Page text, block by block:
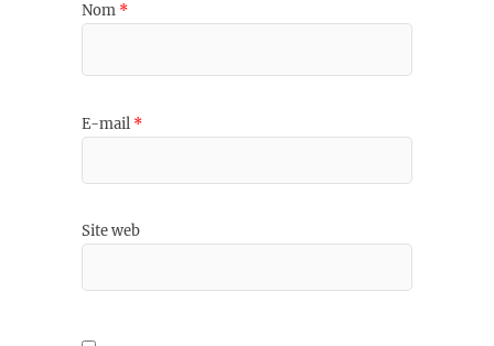
Nom *
E-mail *
Site web